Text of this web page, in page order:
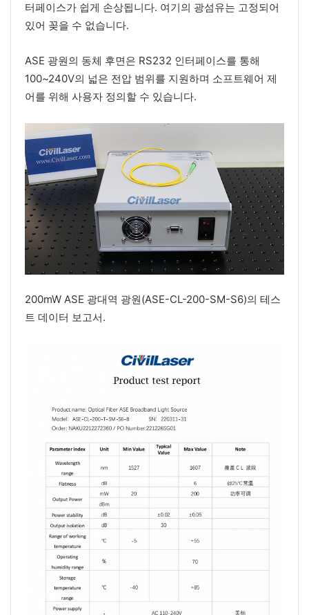
터페이스가 쉽게 손상됩니다. 여기의 광섬유는 고정되어
있어 꽂을 수 없습니다.
ASE 광원의 동체 후면은 RS232 인터페이스를 통해
100~240V의 넓은 전압 범위를 지원하며 소프트웨어 제
어를 위해 사용자 정의할 수 있습니다.
200mW ASE 광대역 광원(ASE-CL-200-SM-S6)의 테스
트 데이터 보고서.